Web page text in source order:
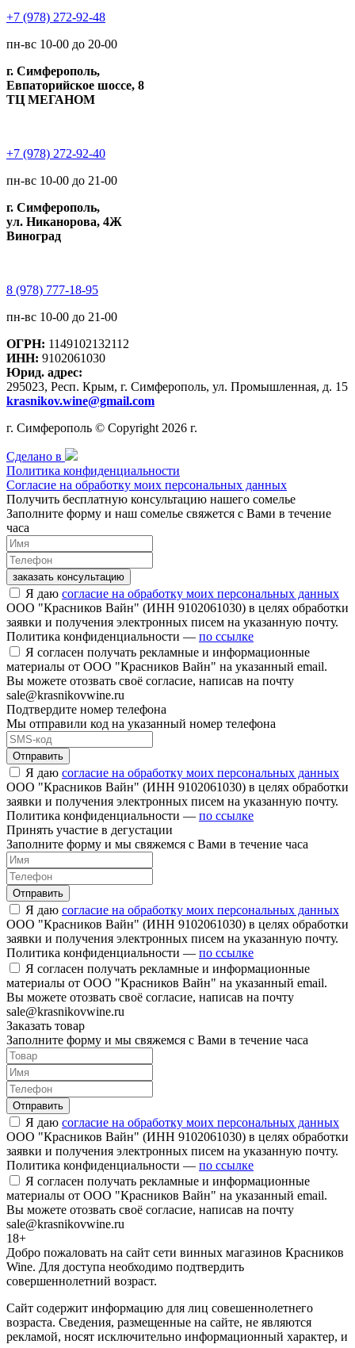
+7 (978) 272-92-48
пн-вс 10-00 до 20-00
г. Симферополь,
Евпаторийское шоссе, 8
ТЦ МЕГАНОМ
+7 (978) 272-92-40
пн-вс 10-00 до 21-00
г. Симферополь,
ул. Никанорова, 4Ж
Виноград
8 (978) 777-18-95
пн-вс 10-00 до 21-00
ОГРН: 1149102132112
ИНН: 9102061030
Юрид. адрес:
295023, Респ. Крым, г. Симферополь, ул. Промышленная, д. 15
krasnikov.wine@gmail.com
г. Симферополь © Copyright 2026 г.
Сделано в
Политика конфиденциальности
Согласие на обработку моих персональных данных
Получить бесплатную консультацию нашего сомелье
Заполните форму и наш сомелье свяжется с Вами в течение
часа
заказать консультацию
Я даю согласие на обработку моих персональных данных
ООО "Красников Вайн" (ИНН 9102061030) в целях обработки
заявки и получения электронных писем на указанную почту.
Политика конфиденциальности — по ссылке
Я согласен получать рекламные и информационные
материалы от ООО "Красников Вайн" на указанный email.
Вы можете отозвать своё согласие, написав на почту
sale@krasnikovwine.ru
Подтвердите номер телефона
Мы отправили код на указанный номер телефона
Отправить
Я даю согласие на обработку моих персональных данных
ООО "Красников Вайн" (ИНН 9102061030) в целях обработки
заявки и получения электронных писем на указанную почту.
Политика конфиденциальности — по ссылке
Принять участие в дегустации
Заполните форму и мы свяжемся с Вами в течение часа
Отправить
Я даю согласие на обработку моих персональных данных
ООО "Красников Вайн" (ИНН 9102061030) в целях обработки
заявки и получения электронных писем на указанную почту.
Политика конфиденциальности — по ссылке
Я согласен получать рекламные и информационные
материалы от ООО "Красников Вайн" на указанный email.
Вы можете отозвать своё согласие, написав на почту
sale@krasnikovwine.ru
Заказать товар
Заполните форму и мы свяжемся с Вами в течение часа
Отправить
Я даю согласие на обработку моих персональных данных
ООО "Красников Вайн" (ИНН 9102061030) в целях обработки
заявки и получения электронных писем на указанную почту.
Политика конфиденциальности — по ссылке
Я согласен получать рекламные и информационные
материалы от ООО "Красников Вайн" на указанный email.
Вы можете отозвать своё согласие, написав на почту
sale@krasnikovwine.ru
18+
Добро пожаловать на сайт сети винных магазинов Красников
Wine. Для доступа необходимо подтвердить
совершеннолетний возраст.
Сайт содержит информацию для лиц совешеннолетнего
возраста. Сведения, размещенные на сайте, не являются
рекламой, носят исключительно информационный характер, и